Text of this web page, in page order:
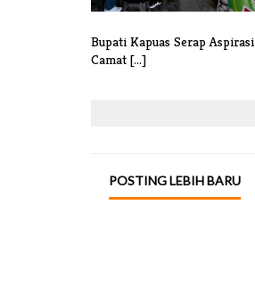
Bupati Kapuas Serap Aspirasi
Camat [...]
POSTING LEBIH BARU